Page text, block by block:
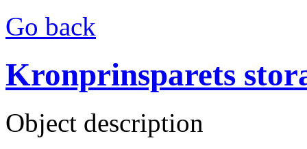
Go back
Kronprinsparets
Object description